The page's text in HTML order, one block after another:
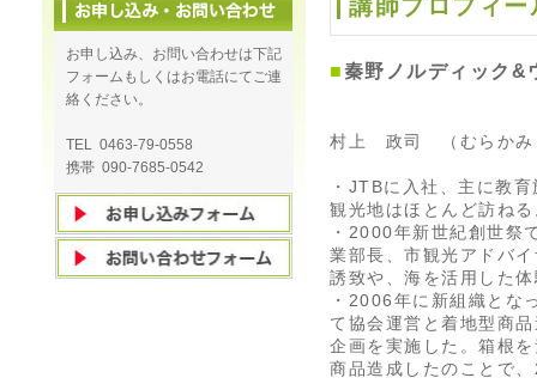
講師プロフィー
■秦野ノルディック&
村上 政司 （むらか
・JTBに入社、主に教
観光地はほとんど訪ね
・2000年新世紀創世祭
業部長、市観光アドバ
誘致や、海を活用した
・2006年に新組織とな
て協会運営と着地型商
企画を実施した。箱根
商品造成したのことで
お申し込み、お問い合わせは下記
フォームもしくはお電話にてご連
絡ください。
TEL 0463-79-0558
携帯 090-7685-0542